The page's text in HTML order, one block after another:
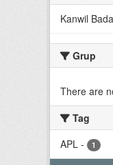
Kanwil
Grup
There are
Tag
APL - 1